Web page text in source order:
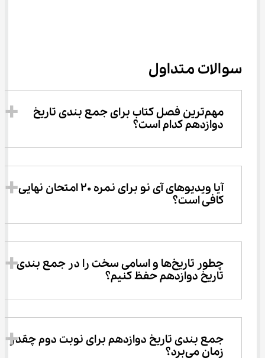
سوالات متداول
مهم‌ترین فصل کتاب برای جمع بندی تاریخ
دوازدهم کدام است؟
آیا ویدیوهای آی نو برای نمره ۲۰ امتحان نهایی
کافی است؟
چطور تاریخ‌ها و اسامی سخت را در جمع بندی
تاریخ دوازدهم حفظ کنیم؟
جمع بندی تاریخ دوازدهم برای نوبت دوم چقدر
زمان می‌برد؟